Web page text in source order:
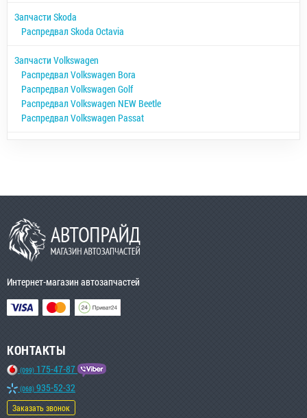
Запчасти Skoda
Распредвал Skoda Octavia
Запчасти Volkswagen
Распредвал Volkswagen Bora
Распредвал Volkswagen Golf
Распредвал Volkswagen NEW Beetle
Распредвал Volkswagen Passat
Интернет-магазин автозапчастей
КОНТАКТЫ
(099) 175-47-87
(068) 935-52-32
Заказать звонок